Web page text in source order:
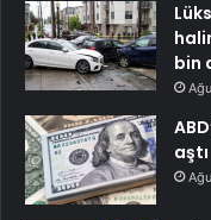
bin
aştı